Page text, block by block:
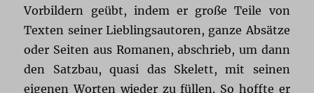
Vorbildern geübt, indem er große Teile von
Texten seiner Lieblingsautoren, ganze Absätze
oder Seiten aus Romanen, abschrieb, um dann
den Satzbau, quasi das Skelett, mit seinen
eigenen Worten wieder zu füllen. So hoffte er